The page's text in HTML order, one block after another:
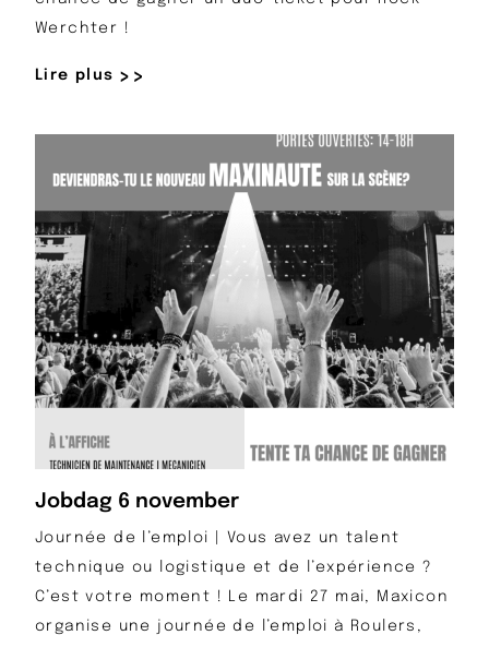
Werchter !
Lire plus
Jobdag 6 november
Journée de l’emploi | Vous avez un talent
technique ou logistique et de l’expérience ?
C’est votre moment ! Le mardi 27 mai, Maxicon
organise une journée de l’emploi à Roulers,